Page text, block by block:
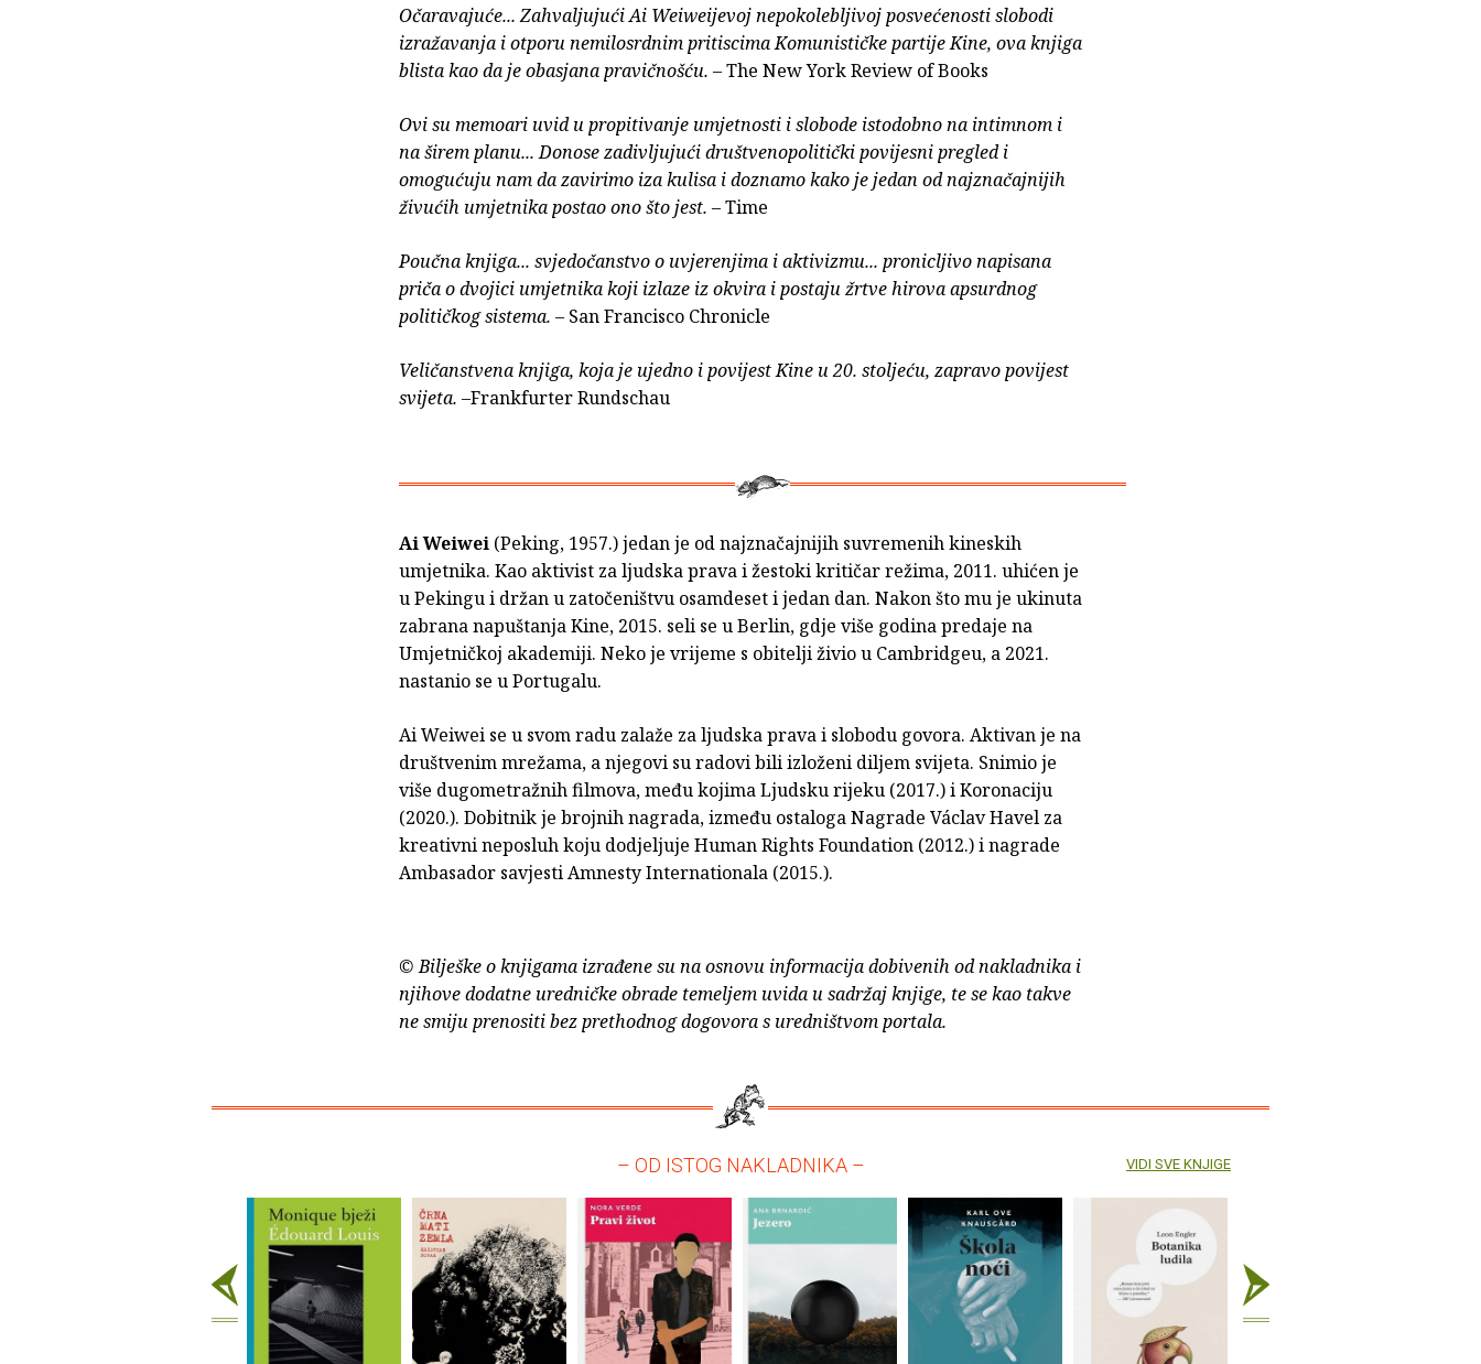
Očaravajuće... Zahvaljujući Ai Weiweijevoj nepokolebljivoj posvećenosti slobodi
izražavanja i otporu nemilosrdnim pritiscima Komunističke partije Kine, ova knjiga
blista kao da je obasjana pravičnošću. – The New York Review of Books
Ovi su memoari uvid u propitivanje umjetnosti i slobode istodobno na intimnom i
na širem planu... Donose zadivljujući društvenopolitički povijesni pregled i
omogućuju nam da zavirimo iza kulisa i doznamo kako je jedan od najznačajnijih
živućih umjetnika postao ono što jest. – Time
Poučna knjiga... svjedočanstvo o uvjerenjima i aktivizmu... pronicljivo napisana
priča o dvojici umjetnika koji izlaze iz okvira i postaju žrtve hirova apsurdnog
političkog sistema. – San Francisco Chronicle
Veličanstvena knjiga, koja je ujedno i povijest Kine u 20. stoljeću, zapravo povijest
svijeta. –Frankfurter Rundschau
Ai Weiwei (Peking, 1957.) jedan je od najznačajnijih suvremenih kineskih
umjetnika. Kao aktivist za ljudska prava i žestoki kritičar režima, 2011. uhićen je
u Pekingu i držan u zatočeništvu osamdeset i jedan dan. Nakon što mu je ukinuta
zabrana napuštanja Kine, 2015. seli se u Berlin, gdje više godina predaje na
Umjetničkoj akademiji. Neko je vrijeme s obitelji živio u Cambridgeu, a 2021.
nastanio se u Portugalu.
Ai Weiwei se u svom radu zalaže za ljudska prava i slobodu govora. Aktivan je na
društvenim mrežama, a njegovi su radovi bili izloženi diljem svijeta. Snimio je
više dugometražnih filmova, među kojima Ljudsku rijeku (2017.) i Koronaciju
(2020.). Dobitnik je brojnih nagrada, između ostaloga Nagrade Václav Havel za
kreativni neposluh koju dodjeljuje Human Rights Foundation (2012.) i nagrade
Ambasador savjesti Amnesty Internationala (2015.).
© Bilješke o knjigama izrađene su na osnovu informacija dobivenih od nakladnika i
njihove dodatne uredničke obrade temeljem uvida u sadržaj knjige, te se kao takve
ne smiju prenositi bez prethodnog dogovora s uredništvom portala.
– OD ISTOG NAKLADNIKA – VIDI SVE KNJIGE